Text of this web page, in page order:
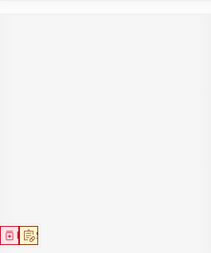
Sur prescription
Médicament